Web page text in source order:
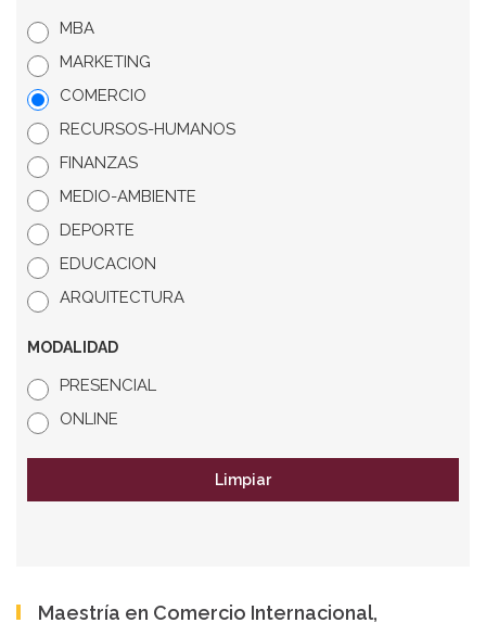
MBA
MARKETING
COMERCIO
RECURSOS-HUMANOS
FINANZAS
MEDIO-AMBIENTE
DEPORTE
EDUCACION
ARQUITECTURA
MODALIDAD
PRESENCIAL
ONLINE
Limpiar
Maestría en Comercio Internacional,